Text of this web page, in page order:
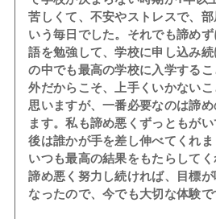
苦しくて、不安やストレスで、
いう毎日でした。それでも諦め
語を勉強して、学校に申し込み
の中でも最高の学校に入学する
外だからこそ、上手くいかない
思いますが、一番必要なのは諦
ます。私も諦め悪くずっともが
後は誰かが手を差し伸べてくれ
いつも最高の結果をもたらして
諦め悪く努力し続ければ、目標
なったので、今でも大切な体験で